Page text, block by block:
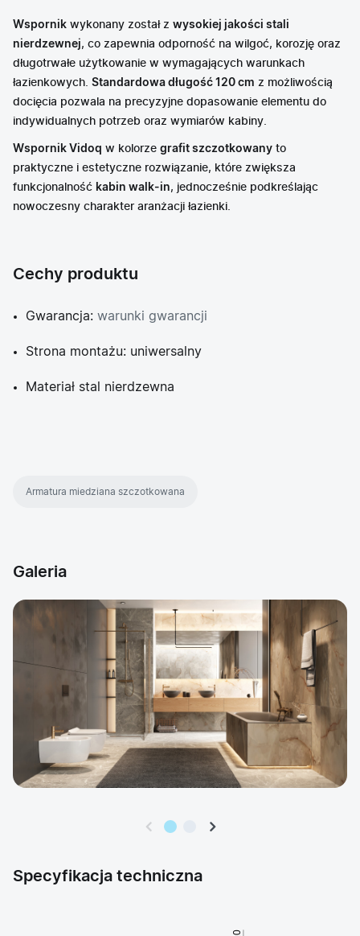
Wspornik wykonany został z wysokiej jakości stali
nierdzewnej, co zapewnia odporność na wilgoć, korozję oraz
długotrwałe użytkowanie w wymagających warunkach
łazienkowych. Standardowa długość 120 cm z możliwością
docięcia pozwala na precyzyjne dopasowanie elementu do
indywidualnych potrzeb oraz wymiarów kabiny.
Wspornik Vidoq w kolorze grafit szczotkowany to
praktyczne i estetyczne rozwiązanie, które zwiększa
funkcjonalność kabin walk-in, jednocześnie podkreślając
nowoczesny charakter aranżacji łazienki.
Cechy produktu
Gwarancja: warunki gwarancji
Strona montażu: uniwersalny
Materiał stal nierdzewna
Armatura miedziana szczotkowana
Galeria
Specyfikacja techniczna